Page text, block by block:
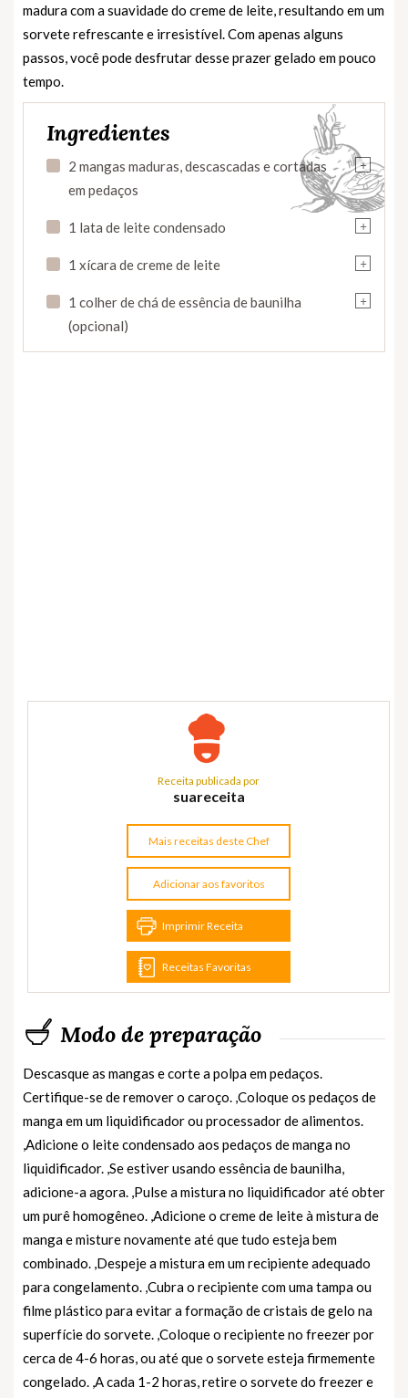
madura com a suavidade do creme de leite, resultando em um
sorvete refrescante e irresistível. Com apenas alguns
passos, você pode desfrutar desse prazer gelado em pouco
tempo.
Ingredientes
+
2 mangas maduras, descascadas e cortadas
em pedaços
+
1 lata de leite condensado
+
1 xícara de creme de leite
+
1 colher de chá de essência de baunilha
(opcional)
Receita publicada por
suareceita
Mais receitas deste Chef
Adicionar aos favoritos
Imprimir Receita
Receitas Favoritas
Modo de preparação
Descasque as mangas e corte a polpa em pedaços.
Certifique-se de remover o caroço. ,Coloque os pedaços de
manga em um liquidificador ou processador de alimentos.
,Adicione o leite condensado aos pedaços de manga no
liquidificador. ,Se estiver usando essência de baunilha,
adicione-a agora. ,Pulse a mistura no liquidificador até obter
um purê homogêneo. ,Adicione o creme de leite à mistura de
manga e misture novamente até que tudo esteja bem
combinado. ,Despeje a mistura em um recipiente adequado
para congelamento. ,Cubra o recipiente com uma tampa ou
filme plástico para evitar a formação de cristais de gelo na
superfície do sorvete. ,Coloque o recipiente no freezer por
cerca de 4-6 horas, ou até que o sorvete esteja firmemente
congelado. ,A cada 1-2 horas, retire o sorvete do freezer e